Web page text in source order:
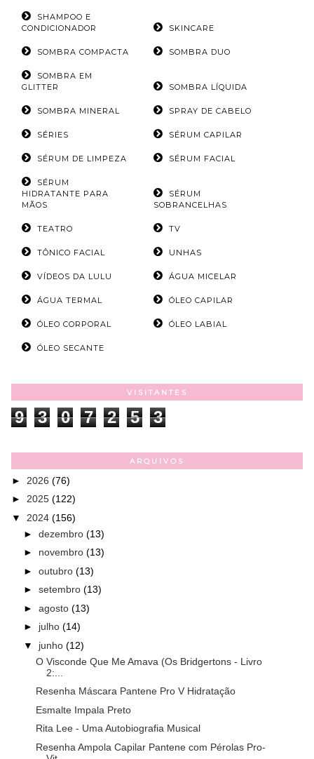
SHAMPOO E
CONDICIONADOR
SKINCARE
SOMBRA COMPACTA SOMBRA DUO
SOMBRA EM
GLITTER
SOMBRA LÍQUIDA
SOMBRA MINERAL SPRAY DE CABELO
SÉRIES SÉRUM CAPILAR
SÉRUM DE LIMPEZA SÉRUM FACIAL
SÉRUM
HIDRATANTE PARA
MÃOS
SÉRUM
SOBRANCELHAS
TEATRO TV
TÔNICO FACIAL UNHAS
VÍDEOS DA LULU ÁGUA MICELAR
ÁGUA TERMAL ÓLEO CAPILAR
ÓLEO CORPORAL ÓLEO LABIAL
ÓLEO SECANTE
VISITANTES
9 3 0 7 2 5 3
ARQUIVOS
► 2026 (76)
► 2025 (122)
▼ 2024 (156)
► dezembro (13)
► novembro (13)
► outubro (13)
► setembro (13)
► agosto (13)
► julho (14)
▼ junho (12)
O Visconde Que Me Amava (Os Bridgertons - Livro
2:...
Resenha Máscara Pantene Pro V Hidratação
Esmalte Impala Preto
Rita Lee - Uma Autobiografia Musical
Resenha Ampola Capilar Pantene com Pérolas Pro-